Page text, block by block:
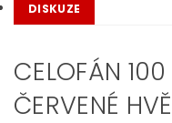
DISKUZE
CELOFÁN
ČERVENÉ